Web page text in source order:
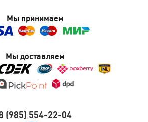
Мы принимаем
Мы доставляем
(985) 554-22-04